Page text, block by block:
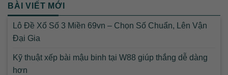
BÀI VIẾT MỚI
Lô Đề Xổ Số 3 Miền 69vn – Chọn Số Chuẩn, Lên Vận
Đại Gia
Kỹ thuật xếp bài mậu binh tại W88 giúp thắng dễ dàng
hơn